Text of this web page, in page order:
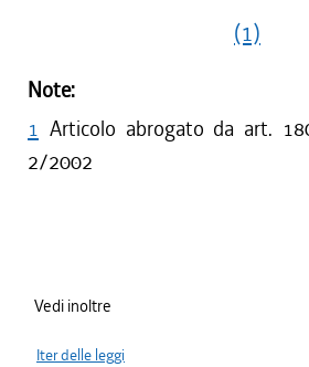
(1)
Note:
1 Articolo abrogato da art.
2/2002
Vedi inoltre
Iter delle leggi